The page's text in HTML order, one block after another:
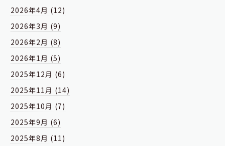
2026年4月 (12)
2026年3月 (9)
2026年2月 (8)
2026年1月 (5)
2025年12月 (6)
2025年11月 (14)
2025年10月 (7)
2025年9月 (6)
2025年8月 (11)